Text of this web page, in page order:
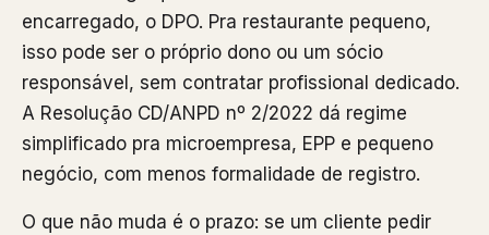
encarregado, o DPO. Pra restaurante pequeno,
isso pode ser o próprio dono ou um sócio
responsável, sem contratar profissional dedicado.
A Resolução CD/ANPD nº 2/2022 dá regime
simplificado pra microempresa, EPP e pequeno
negócio, com menos formalidade de registro.
O que não muda é o prazo: se um cliente pedir